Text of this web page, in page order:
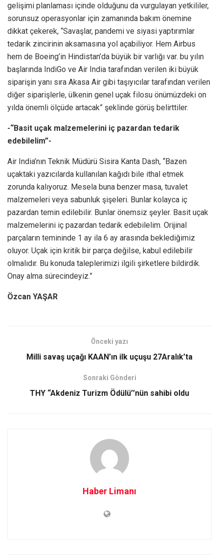
gelişimi planlaması içinde olduğunu da vurgulayan yetkililer,
sorunsuz operasyonlar için zamanında bakım önemine
dikkat çekerek, “Savaşlar, pandemi ve siyasi yaptırımlar
tedarik zincirinin aksamasına yol açabiliyor. Hem Airbus
hem de Boeing’in Hindistan’da büyük bir varlığı var. bu yılın
başlarında IndiGo ve Air India tarafından verilen iki büyük
siparişin yanı sıra Akasa Air gibi taşıyıcılar tarafından verilen
diğer siparişlerle, ülkenin genel uçak filosu önümüzdeki on
yılda önemli ölçüde artacak” şeklinde görüş belirttiler.
-“Basit uçak malzemelerini iç pazardan tedarik
edebilelim”-
Air India’nın Teknik Müdürü Sisira Kanta Dash, “Bazen
uçaktaki yazıcılarda kullanılan kağıdı bile ithal etmek
zorunda kalıyoruz. Mesela buna benzer masa, tuvalet
malzemeleri veya sabunluk şişeleri. Bunlar kolayca iç
pazardan temin edilebilir. Bunlar önemsiz şeyler. Basit uçak
malzemelerini iç pazardan tedarik edebilelim. Orijinal
parçaların temininde 1 ay ila 6 ay arasında beklediğimiz
oluyor. Uçak için kritik bir parça değilse, kabul edilebilir
olmalıdır. Bu konuda taleplerimizi ilgili şirketlere bildirdik.
Onay alma sürecindeyiz.”
Özcan YAŞAR
Önceki yazı
Milli savaş uçağı KAAN’ın ilk uçuşu 27Aralık’ta
Sonraki Gönderi
THY “Akdeniz Turizm Ödülü’’nün sahibi oldu
Haber Limanı